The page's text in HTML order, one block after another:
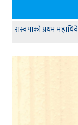
रास्वपाको प्रथम